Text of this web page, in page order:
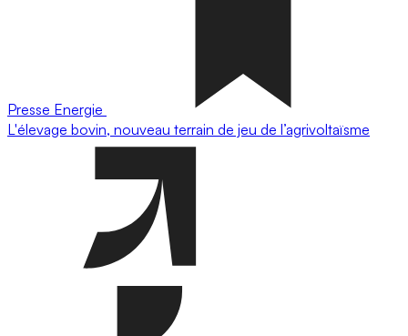
Presse Energie
L'élevage bovin, nouveau terrain de jeu de l’agrivoltaïsme